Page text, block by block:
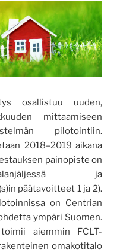
osallistuu uuden,
mittaamiseen
pilotointiin.
2018–2019 aikana
painopiste on
ja
päätavoitteet 1 ja 2).
on Centrian
ympäri Suomen.
aiemmin FCLT-
omakotitalo